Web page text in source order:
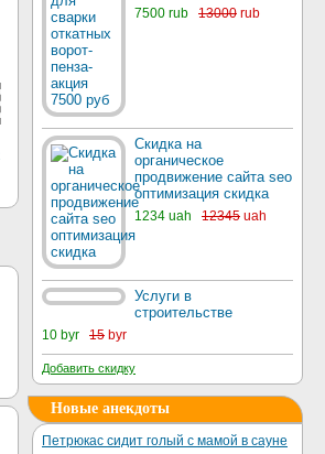
7500 rub 13000 rub
Скидка на
органическое
продвижение сайта seo
оптимизация скидка
1234 uah 12345 uah
Услуги в
строительстве
10 byr 15 byr
Добавить скидку
Новые анекдоты
Петрюкас сидит голый с мамой в сауне